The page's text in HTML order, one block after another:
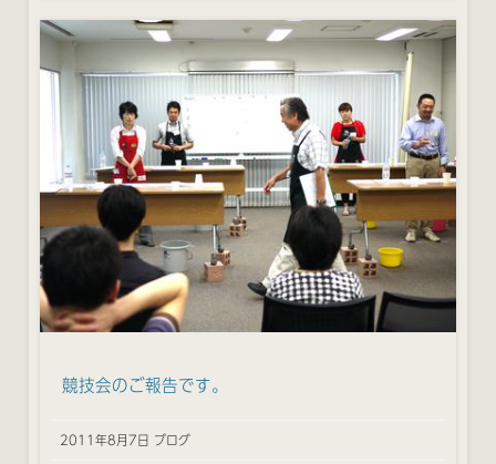
競技会のご報告です。
2011年8月7日 ブログ